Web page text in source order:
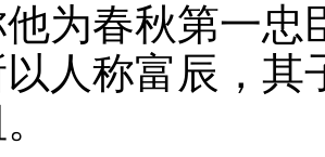
为春秋第一
人称富辰，其